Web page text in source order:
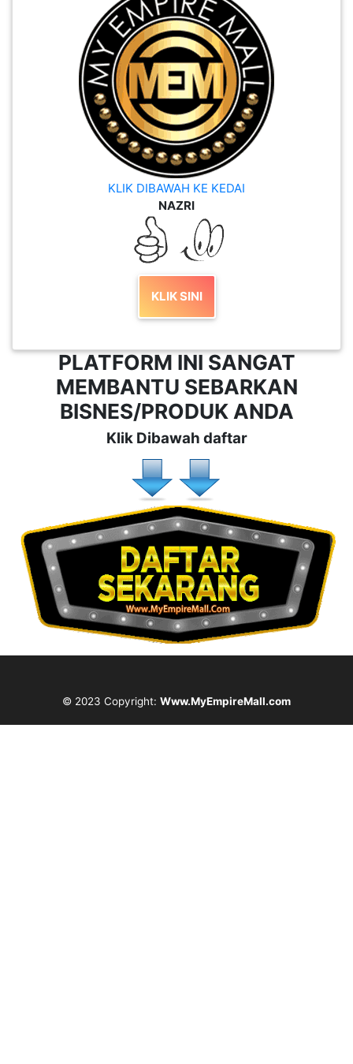
KLIK DIBAWAH KE KEDAI
NAZRI
KLIK SINI
PLATFORM INI SANGAT
MEMBANTU SEBARKAN
BISNES/PRODUK ANDA
Klik Dibawah daftar
© 2023 Copyright: Www.MyEmpireMall.com